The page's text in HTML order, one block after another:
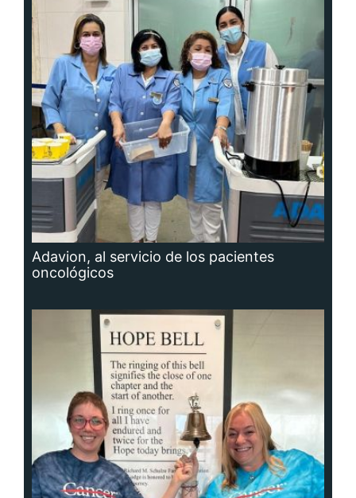
Adavion, al servicio de los pacientes
oncológicos